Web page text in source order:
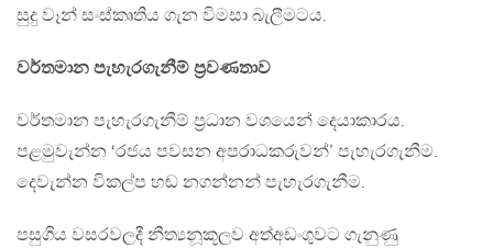
සුදු වෑන් සංස්කෘතිය ගැන විමසා බැලීමටය.
වර්තමාන පැහැරගැනීම් ප‍්‍රවණතාව
වර්තමාන පැහැරගැනීම් ප‍්‍රධාන වශයෙන් දෙයාකාරය.
පළමුවැන්න ‘රජය පවසන අපරාධකරුවන්’ පැහැරගැනීම.
දෙවැන්න විකල්ප හඬ නගන්නන් පැහැරගැනීම.
පසුගිය වසරවලදී නීත්‍යනූකූලව අත්අඩංගුවට ගැනුණු